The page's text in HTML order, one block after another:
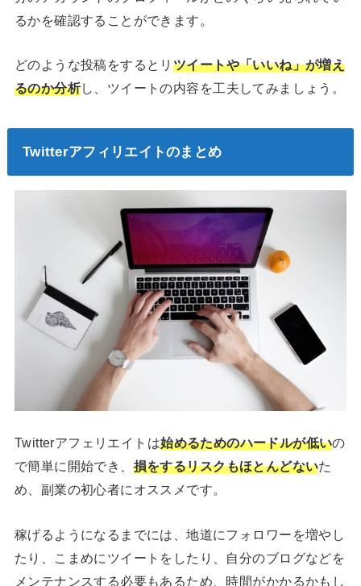
るかを確認することができます。
どのような投稿をするとリ ツイートや「いいね」が増え
るのか分析し、ツイートの内容を工夫してみましょう。
Twitterアフィリエイトのまとめ
Twitterアフェリエイトは始めるためのハードルが低いの
で簡単に開始でき、 損をするリスクもほとんどないた
め、副業の初心者にオススメです。
稼げるようになるまでには、地道にフォロワーを増やし
たり、こまめにツイートをしたり、自分のブログなどを
メンテナンスする必要もあるため、時間がかかるかもし